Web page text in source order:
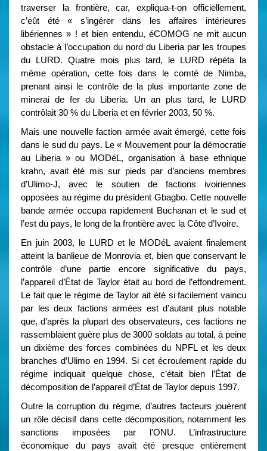
traverser la frontière, car, expliqua-t-on officiellement,
c’eût été « s’ingérer dans les affaires intérieures
libériennes » ! et bien entendu, éCOMOG ne mit aucun
obstacle à l’occupation du nord du Liberia par les troupes
du LURD. Quatre mois plus tard, le LURD répéta la
même opération, cette fois dans le comté de Nimba,
prenant ainsi le contrôle de la plus importante zone de
minerai de fer du Liberia. Un an plus tard, le LURD
contrôlait 30 % du Liberia et en février 2003, 50 %.
Mais une nouvelle faction armée avait émergé, cette fois
dans le sud du pays. Le « Mouvement pour la démocratie
au Liberia » ou MODéL, organisation à base ethnique
krahn, avait été mis sur pieds par d’anciens membres
d’Ulimo-J, avec le soutien de factions ivoiriennes
opposées au régime du président Gbagbo. Cette nouvelle
bande armée occupa rapidement Buchanan et le sud et
l’est du pays, le long de la frontière avec la Côte d’Ivoire.
En juin 2003, le LURD et le MODéL avaient finalement
atteint la banlieue de Monrovia et, bien que conservant le
contrôle d’une partie encore significative du pays,
l’appareil d’État de Taylor était au bord de l’effondrement.
Le fait que le régime de Taylor ait été si facilement vaincu
par les deux factions armées est d’autant plus notable
que, d’après la plupart des observateurs, ces factions ne
rassemblaient guère plus de 3000 soldats au total, à peine
un dixième des forces combinées du NPFL et les deux
branches d’Ulimo en 1994. Si cet écroulement rapide du
régime indiquait quelque chose, c’était bien l’État de
décomposition de l’appareil d’État de Taylor depuis 1997.
Outre la corruption du régime, d’autres facteurs jouèrent
un rôle décisif dans cette décomposition, notamment les
sanctions imposées par l’ONU. L’infrastructure
économique du pays avait été presque entièrement